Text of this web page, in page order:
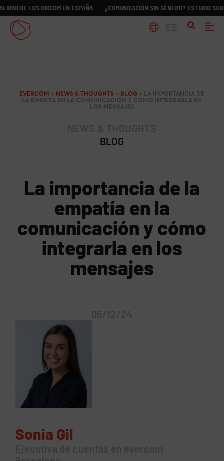
DIRCOM EN ESPAÑA ¿COMUNICACIÓN SIN GÉNERO? ESTUDIO SOBRE LA
EVERCOM > NEWS & THOUGHTS > BLOG > LA IMPORTANCIA DE
LA EMPATÍA EN LA COMUNICACIÓN Y CÓMO INTEGRARLA EN
LOS MENSAJES
BLOG
La importancia de la
empatía en la
comunicación y cómo
integrarla en los
mensajes
Sonia Gil